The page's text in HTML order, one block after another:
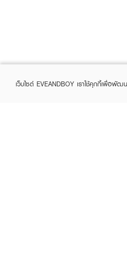
เว็บไซต์ EVEANDBOY เราใช้คุกกี้เพื่อพั